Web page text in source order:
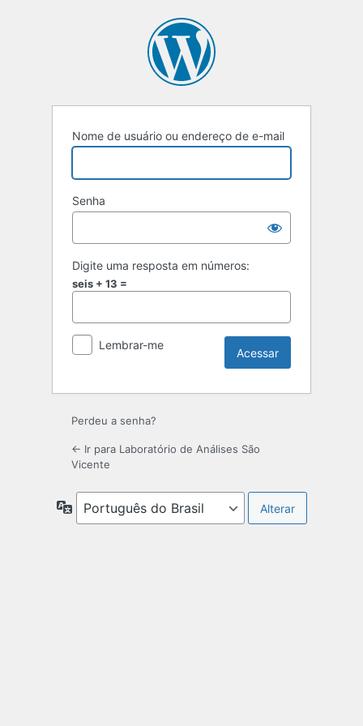
Nome de usuário ou endereço de e-mail
Senha
Digite uma resposta em números:
seis + 13 =
Lembrar-me
Perdeu a senha?
← Ir para Laboratório de Análises São
Vicente
Idioma